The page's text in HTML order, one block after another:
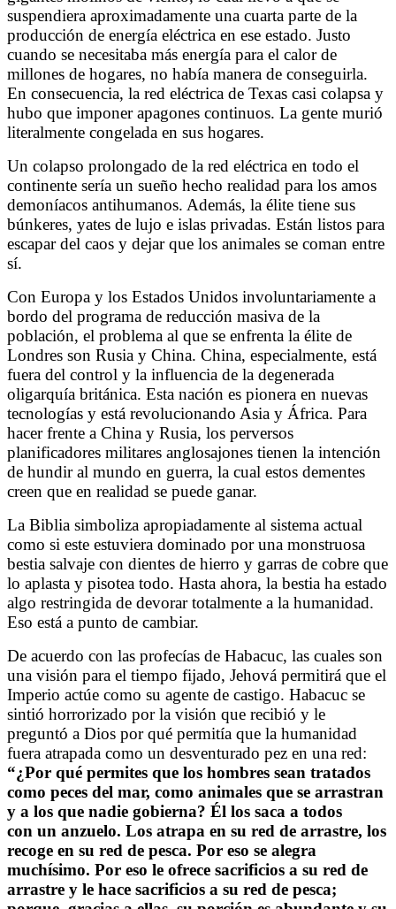
suspendiera aproximadamente una cuarta parte de la
producción de energía eléctrica en ese estado. Justo
cuando se necesitaba más energía para el calor de
millones de hogares, no había manera de conseguirla.
En consecuencia, la red eléctrica de Texas casi colapsa y
hubo que imponer apagones continuos. La gente murió
literalmente congelada en sus hogares.
Un colapso prolongado de la red eléctrica en todo el
continente sería un sueño hecho realidad para los amos
demoníacos antihumanos. Además, la élite tiene sus
búnkeres, yates de lujo e islas privadas. Están listos para
escapar del caos y dejar que los animales se coman entre
sí.
Con Europa y los Estados Unidos involuntariamente a
bordo del programa de reducción masiva de la
población, el problema al que se enfrenta la élite de
Londres son Rusia y China. China, especialmente, está
fuera del control y la influencia de la degenerada
oligarquía británica. Esta nación es pionera en nuevas
tecnologías y está revolucionando Asia y África. Para
hacer frente a China y Rusia, los perversos
planificadores militares anglosajones tienen la intención
de hundir al mundo en guerra, la cual estos dementes
creen que en realidad se puede ganar.
La Biblia simboliza apropiadamente al sistema actual
como si este estuviera dominado por una monstruosa
bestia salvaje con dientes de hierro y garras de cobre que
lo aplasta y pisotea todo. Hasta ahora, la bestia ha estado
algo restringida de devorar totalmente a la humanidad.
Eso está a punto de cambiar.
De acuerdo con las profecías de Habacuc, las cuales son
una visión para el tiempo fijado, Jehová permitirá que el
Imperio actúe como su agente de castigo. Habacuc se
sintió horrorizado por la visión que recibió y le
preguntó a Dios por qué permitía que la humanidad
fuera atrapada como un desventurado pez en una red:
“¿Por qué permites que los hombres sean tratados
como peces del mar, como animales que se arrastran
y a los que nadie gobierna? Él los saca a todos
con un anzuelo. Los atrapa en su red de arrastre, los
recoge en su red de pesca. Por eso se alegra
muchísimo. Por eso le ofrece sacrificios a su red de
arrastre y le hace sacrificios a su red de pesca;